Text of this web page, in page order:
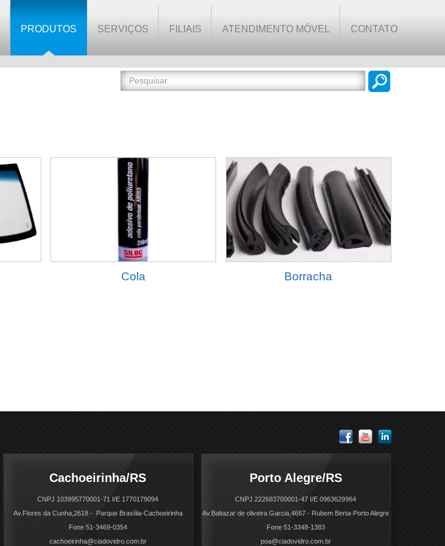
PRODUTOS SERVIÇOS FILIAIS ATENDIMENTO MÓVEL CONTATO
Cola Borracha
Cachoeirinha/RS
CNPJ 103995770001-71 I/E 1770179094
Av.Flores da Cunha,2618 - Parque Brasília-Cachoeirinha
Fone 51-3469-0354
cachoeirinha@ciadovidro.com.br
Porto Alegre/RS
CNPJ 222683700001-47 I/E 0963629964
Av.Baltazar de oliveira Garcia,4667 - Rubem Berta-Porto Alegre
Fone 51-3348-1383
poa@ciadovidro.com.br